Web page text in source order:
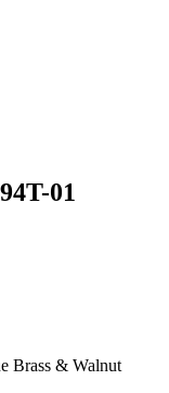
01
Brass & Walnut